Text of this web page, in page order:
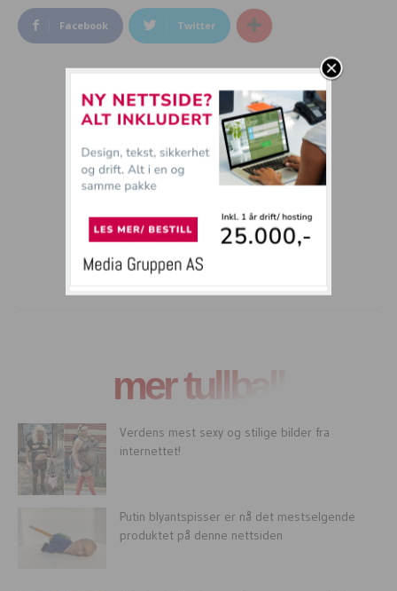
Facebook Twitter
mer tullball
Verdens mest sexy og stilige bilder fra
internettet!
Putin blyantspisser er nå det mestselgende
produktet på denne nettsiden